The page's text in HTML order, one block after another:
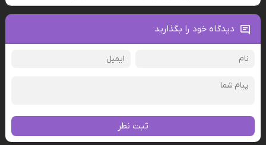
دیدگاه خود را بگذارید
ثبت نظر